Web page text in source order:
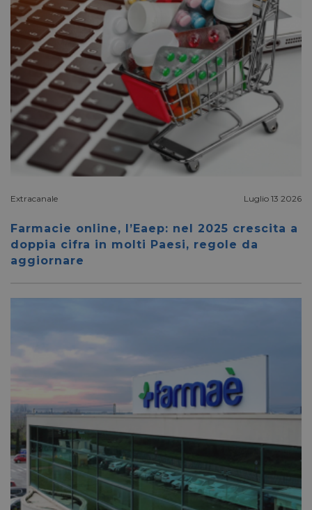
Extracanale Luglio 13 2026
Farmacie online, l’Eaep: nel 2025 crescita a
doppia cifra in molti Paesi, regole da
aggiornare